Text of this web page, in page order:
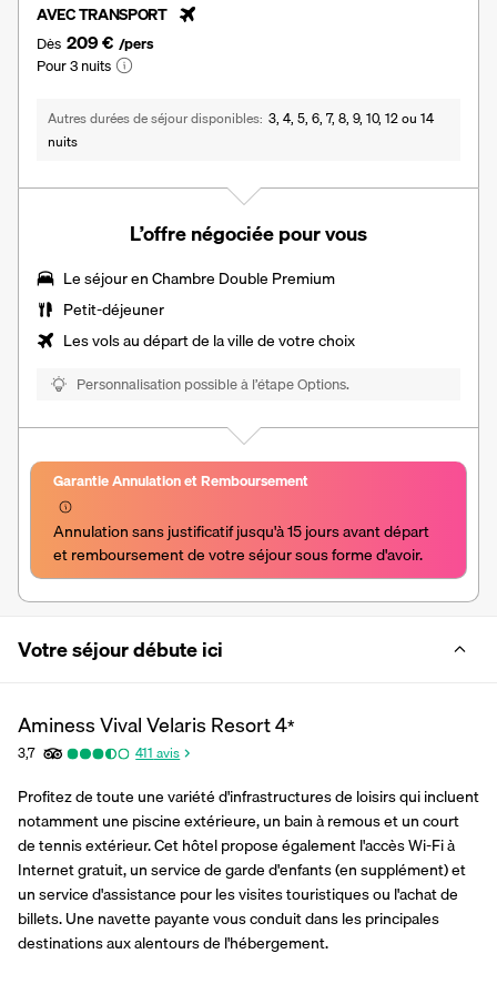
AVEC TRANSPORT
Dès 209 € /pers
Pour 3 nuits
Autres durées de séjour disponibles 3, 4, 5, 6, 7, 8, 9, 10, 12 ou 14
nuits
L’offre négociée pour vous
Le séjour enChambre Double Premium
Petit-déjeuner
Les vols au départ de la ville de votre choix
Personnalisation possible à l’étape Options.
Garantie Annulation et Remboursement
Annulation sans justificatif jusqu'à 15 jours avant départ
et remboursement de votre séjour sous forme d'avoir.
Votre séjour débute ici
Aminess Vival Velaris Resort4*
3,7 411 avis
Profitez de toute une variété d'infrastructures de loisirs qui incluent
notamment une piscine extérieure, un bain à remous et un court
de tennis extérieur. Cet hôtel propose également l'accès Wi-Fi à
Internet gratuit, un service de garde d'enfants (en supplément) et
un service d'assistance pour les visites touristiques ou l'achat de
billets. Une navette payante vous conduit dans les principales
destinations aux alentours de l'hébergement.